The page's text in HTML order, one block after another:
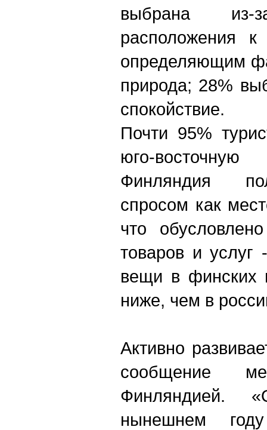
выбрана
расположения
определяющим
природа; 28%
спокойствие.
Почти 95%
юго-
Финляндия
спросом как
что
товаров и
вещи в финских
ниже, чем в
Активно
сообщение
Финляндией.
нынешнем